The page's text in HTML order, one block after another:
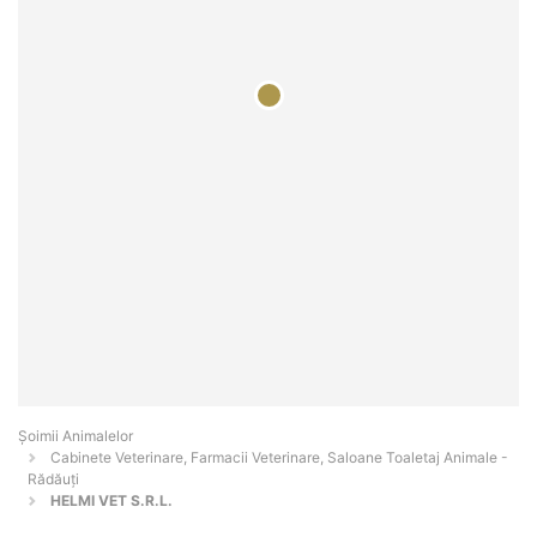
Şoimii Animalelor
Cabinete Veterinare, Farmacii Veterinare, Saloane Toaletaj Animale -
Rădăuţi
HELMI VET S.R.L.